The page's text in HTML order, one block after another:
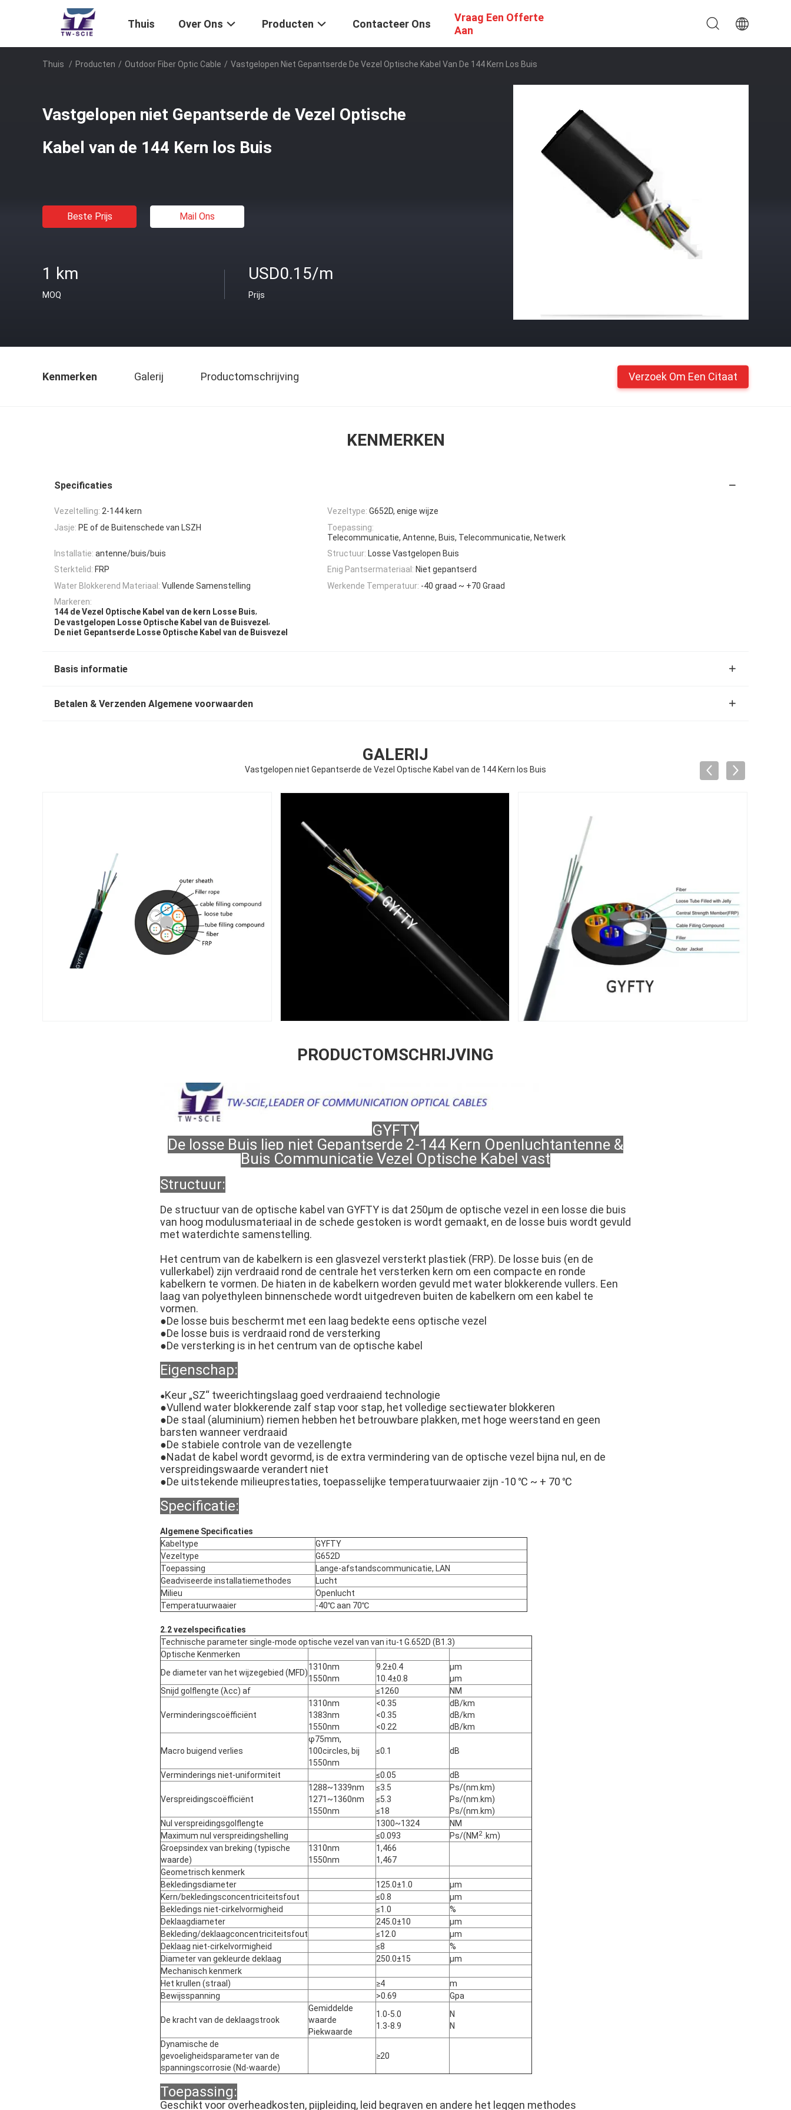
Thuis Over Ons Producten Contacteer Ons
Vraag Een Offerte
Aan
Thuis / Producten / Outdoor Fiber Optic Cable / Vastgelopen Niet Gepantserde De Vezel Optische Kabel Van De 144 Kern Los Buis
Vastgelopen niet Gepantserde de Vezel Optische
Kabel van de 144 Kern los Buis
Beste Prijs Mail Ons
1 km
MOQ
USD0.15/m
Prijs
Kenmerken Galerij Productomschrijving Verzoek Om Een Citaat
KENMERKEN
Specificaties
Vezeltelling: 2-144 kern Vezeltype: G652D, enige wijze
Jasje: PE of de Buitenschede van LSZH
Toepassing:
Telecommunicatie, Antenne, Buis, Telecommunicatie, Netwerk
Installatie: antenne/buis/buis Structuur: Losse Vastgelopen Buis
Sterktelid: FRP Enig Pantsermateriaal: Niet gepantserd
Water Blokkerend Materiaal: Vullende Samenstelling Werkende Temperatuur: -40 graad ~ +70 Graad
Markeren:
144 de Vezel Optische Kabel van de kern Losse Buis,
De vastgelopen Losse Optische Kabel van de Buisvezel ,
De niet Gepantserde Losse Optische Kabel van de Buisvezel
Basis informatie
Betalen & Verzenden Algemene voorwaarden
GALERIJ
Vastgelopen niet Gepantserde de Vezel Optische Kabel van de 144 Kern los Buis
PRODUCTOMSCHRIJVING
GYFTY
De losse Buis liep niet Gepantserde 2-144 Kern Openluchtantenne &
Buis Communicatie Vezel Optische Kabel vast
Structuur:
De structuur van de optische kabel van GYFTY is dat 250μm de optische vezel in een losse die buis
van hoog modulusmateriaal in de schede gestoken is wordt gemaakt, en de losse buis wordt gevuld
met waterdichte samenstelling.
Het centrum van de kabelkern is een glasvezel versterkt plastiek (FRP). De losse buis (en de
vullerkabel) zijn verdraaid rond de centrale het versterken kern om een compacte en ronde
kabelkern te vormen. De hiaten in de kabelkern worden gevuld met water blokkerende vullers. Een
laag van polyethyleen binnenschede wordt uitgedreven buiten de kabelkern om een kabel te
vormen.
●De losse buis beschermt met een laag bedekte eens optische vezel
●De losse buis is verdraaid rond de versterking
●De versterking is in het centrum van de optische kabel
Eigenschap:
●Keur „SZ“ tweerichtingslaag goed verdraaiend technologie
●Vullend water blokkerende zalf stap voor stap, het volledige sectiewater blokkeren
●De staal (aluminium) riemen hebben het betrouwbare plakken, met hoge weerstand en geen
barsten wanneer verdraaid
●De stabiele controle van de vezellengte
●Nadat de kabel wordt gevormd, is de extra vermindering van de optische vezel bijna nul, en de
verspreidingswaarde verandert niet
●De uitstekende milieuprestaties, toepasselijke temperatuurwaaier zijn -10 ℃ ~ + 70 ℃
Specificatie:
Algemene Specificaties
Kabeltype
GYFTY
Vezeltype
G652D
Toepassing
Lange-afstandscommunicatie, LAN
Geadviseerde installatiemethodes
Lucht
Milieu
Openlucht
Temperatuurwaaier
-40℃ aan 70℃
2.2 vezelspecificaties
Technische parameter single-mode optische vezel van van itu-t G.652D (B1.3)
Optische Kenmerken
De diameter van het wijzegebied (MFD)
1310nm
1550nm
9.2±0.4
10.4±0.8
µm
µm
Snijd golflengte (λcc) af
≤1260 NM
Verminderingscoëfficiënt
1310nm
1383nm
1550nm
<0.35
<0.35
<0.22
dB/km
dB/km
dB/km
Macro buigend verlies
φ75mm,
100circles, bij
1550nm
≤0.1 dB
Verminderings niet-uniformiteit ≤0.05 dB
Verspreidingscoëfficiënt
1288~1339nm
1271~1360nm
1550nm
≤3.5
≤5.3
≤18
Ps/(nm.km)
Ps/(nm.km)
Ps/(nm.km)
Nul verspreidingsgolflengte
1300~1324
NM
Maximum nul verspreidingshelling
≤0.093 Ps/(NM 2.km)
Groepsindex van breking (typische
waarde)
1310nm
1550nm
1,466
1,467
Geometrisch kenmerk
Bekledingsdiameter
125.0±1.0
µm
Kern/bekledingsconcentriciteitsfout
≤0.8
µm
Bekledings niet-cirkelvormigheid
≤1.0
%
Deklaagdiameter
245.0±10
µm
Bekleding/deklaagconcentriciteitsfout
≤12.0
µm
Deklaag niet-cirkelvormigheid
≤8
%
Diameter van gekleurde deklaag
250.0±15
µm
Mechanisch kenmerk
Het krullen (straal)
≥4
m
Bewijsspanning
>0.69 Gpa
De kracht van de deklaagstrook
Gemiddelde
waarde
Piekwaarde
1.0-5.0
1.3-8.9
N
N
Dynamische de
gevoeligheidsparameter van de
spanningscorrosie (Nd-waarde)
≥20
Toepassing:
Geschikt voor overheadkosten, pijpleiding, leid begraven en andere het leggen methodes